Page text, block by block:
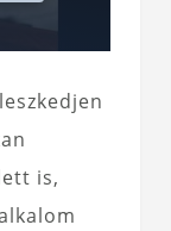
is,